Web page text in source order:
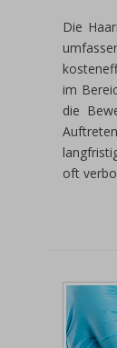
Die
im
die
oft